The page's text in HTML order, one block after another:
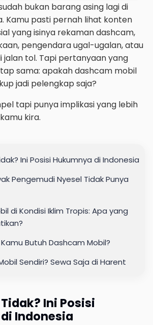
bukan barang asing lagi di
Kamu pasti pernah lihat konten
yang isinya rekaman dashcam,
pengendara ugal-ugalan, atau
jalan tol. Tapi pertanyaan yang
sama: apakah dashcam mobil
jadi pelengkap saja?
tapi punya implikasi yang lebih
kira.
Ini Posisi Hukumnya di Indonesia
Pengemudi Nyesel Tidak Punya
di Kondisi Iklim Tropis: Apa yang
Butuh Dashcam Mobil?
Sendiri? Sewa Saja di Harent
Ini Posisi
Indonesia